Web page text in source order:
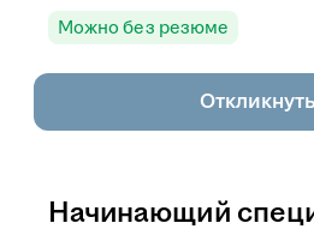
Можно без резюме
Начинающий